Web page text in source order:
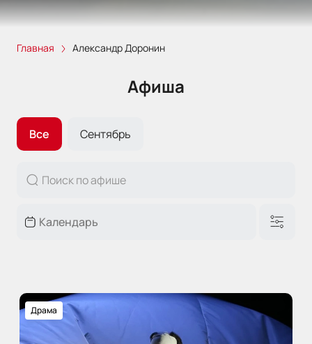
Главная Александр Доронин
Афиша
Все Сентябрь
Драма